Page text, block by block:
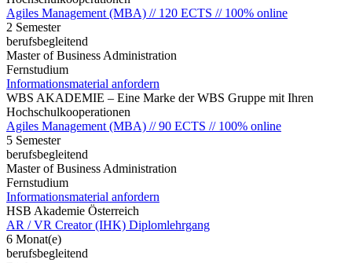
Agiles Management (MBA) // 120 ECTS // 100% online
2 Semester
berufsbegleitend
Master of Business Administration
Fernstudium
Informationsmaterial anfordern
WBS AKADEMIE – Eine Marke der WBS Gruppe mit Ihren
Hochschulkooperationen
Agiles Management (MBA) // 90 ECTS // 100% online
5 Semester
berufsbegleitend
Master of Business Administration
Fernstudium
Informationsmaterial anfordern
HSB Akademie Österreich
AR / VR Creator (IHK) Diplomlehrgang
6 Monat(e)
berufsbegleitend